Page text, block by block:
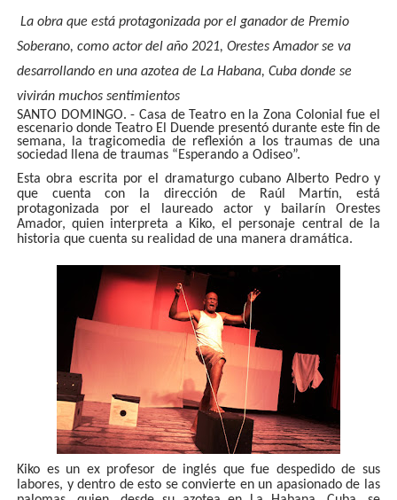
La obra que está protagonizada por el ganador de Premio
Soberano, como actor del año 2021, Orestes Amador se va
desarrollando en una azotea de La Habana, Cuba donde se
vivirán muchos sentimientos
SANTO DOMINGO. - Casa de Teatro en la Zona Colonial fue el
escenario donde Teatro El Duende presentó durante este fin de
semana, la tragicomedia de reflexión a los traumas de una
sociedad llena de traumas “Esperando a Odiseo”.
Esta obra escrita por el dramaturgo cubano Alberto Pedro y
que cuenta con la dirección de Raúl Martín, está
protagonizada por el laureado actor y bailarín Orestes
Amador, quien interpreta a Kiko, el personaje central de la
historia que cuenta su realidad de una manera dramática.
Kiko es un ex profesor de inglés que fue despedido de sus
labores, y dentro de esto se convierte en un apasionado de las